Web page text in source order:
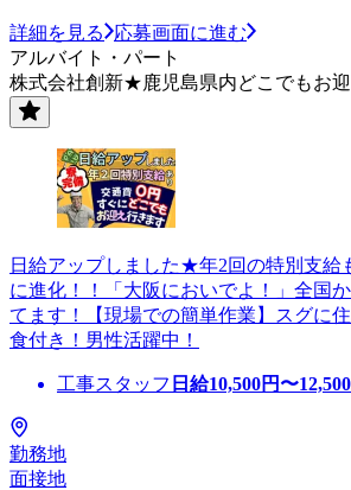
詳細を見る
応募画面に進む
アルバイト・パート
株式会社創新★鹿児島県内どこでもお
日給アップしました★年2回の特別支給
に進化！！「大阪においでよ！」全国
てます！【現場での簡単作業】スグに
食付き！男性活躍中！
工事スタッフ 日給10,500円〜12,500
勤務地
面接地